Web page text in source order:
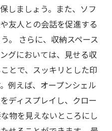
しましょう。また、ソフ
友人との会話を促進する
。 さらに、収納スペース
グにおいては、見せる収
とで、スッキリとした印
例えば、オープンシェル
ディスプレイし、クロー
物を見えないところにし